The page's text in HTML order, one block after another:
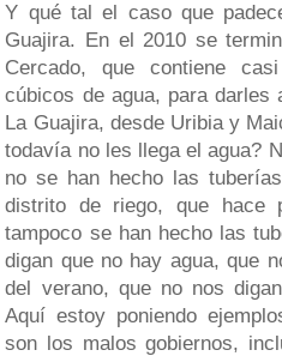
Y qué tal el caso que
Guajira. En el 2010 se
Cercado, que contiene
cúbicos de agua, para darles
La Guajira, desde Uribia y
todavía no les llega el agua?
no se han hecho las
distrito de riego, que hace
tampoco se han hecho las
digan que no hay agua, que
del verano, que no nos
Aquí estoy poniendo
son los malos gobiernos,